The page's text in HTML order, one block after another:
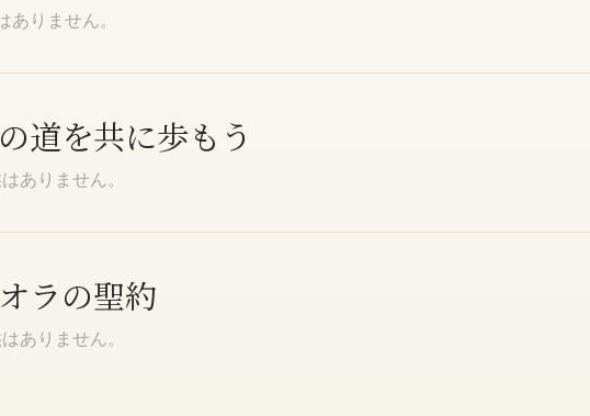
ありません。
道を共に歩もう
ありません。
ラの聖約
ありません。